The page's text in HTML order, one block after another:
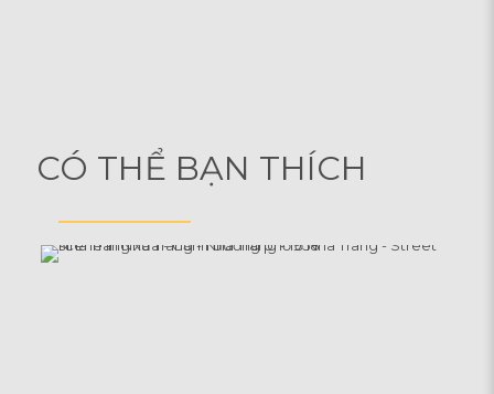
CÓ THỂ BẠN THÍCH